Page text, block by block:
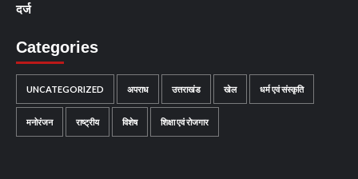
दर्ज
Categories
UNCATEGORIZED अपराध उत्तराखंड खेल धर्म एवं संस्कृति
मनोरंजन राष्ट्रीय विशेष शिक्षा एवं रोजगार